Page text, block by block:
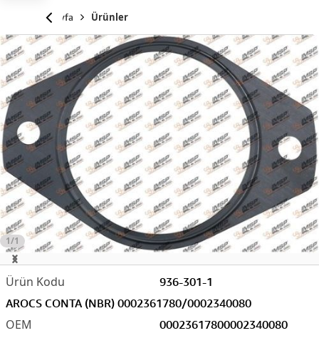
Anasayfa Ürünler
1/1
936-301-1
00023617800002340080
AROCS CONTA (NBR) 0002361780/0002340080